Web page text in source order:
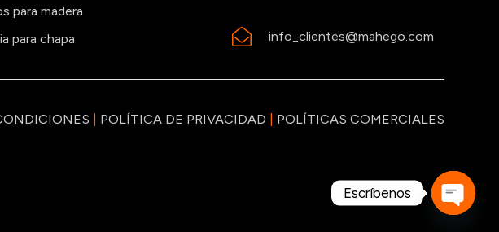
para madera
para chapa info_clientes@mahego.com
POLÍTICA DE PRIVACIDAD POLÍTICAS COMERCIALES
Escríbenos